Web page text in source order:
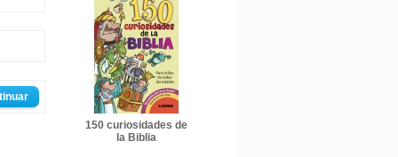
150 curiosidades de
la Biblia